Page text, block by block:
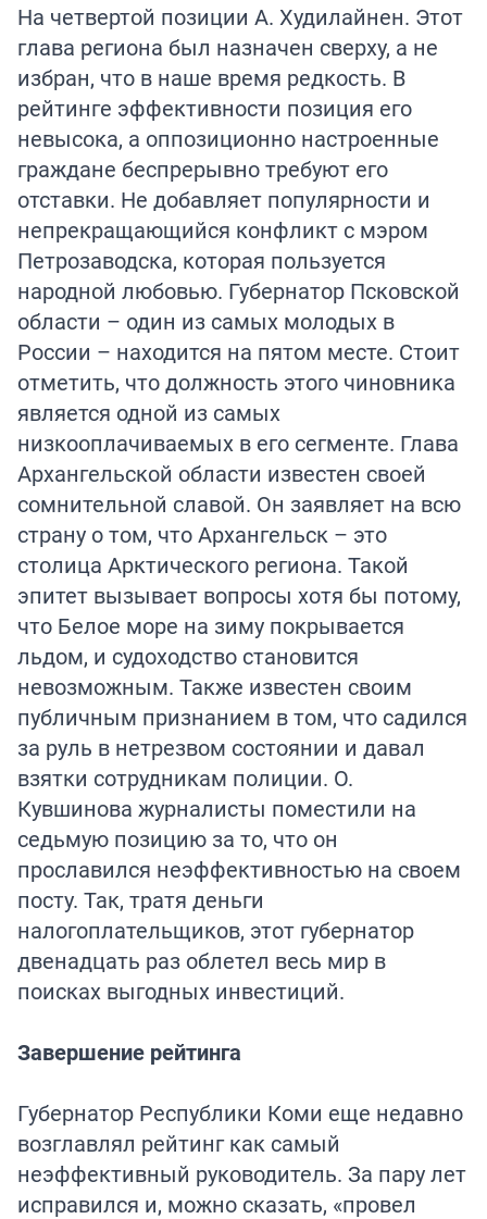
На четвертой позиции А. Худилайнен. Этот
глава региона был назначен сверху, а не
избран, что в наше время редкость. В
рейтинге эффективности позиция его
невысока, а оппозиционно настроенные
граждане беспрерывно требуют его
отставки. Не добавляет популярности и
непрекращающийся конфликт с мэром
Петрозаводска, которая пользуется
народной любовью. Губернатор Псковской
области – один из самых молодых в
России – находится на пятом месте. Стоит
отметить, что должность этого чиновника
является одной из самых
низкооплачиваемых в его сегменте. Глава
Архангельской области известен своей
сомнительной славой. Он заявляет на всю
страну о том, что Архангельск – это
столица Арктического региона. Такой
эпитет вызывает вопросы хотя бы потому,
что Белое море на зиму покрывается
льдом, и судоходство становится
невозможным. Также известен своим
публичным признанием в том, что садился
за руль в нетрезвом состоянии и давал
взятки сотрудникам полиции. О.
Кувшинова журналисты поместили на
седьмую позицию за то, что он
прославился неэффективностью на своем
посту. Так, тратя деньги
налогоплательщиков, этот губернатор
двенадцать раз облетел весь мир в
поисках выгодных инвестиций.
Завершение рейтинга
Губернатор Республики Коми еще недавно
возглавлял рейтинг как самый
неэффективный руководитель. За пару лет
исправился и, можно сказать, «провел